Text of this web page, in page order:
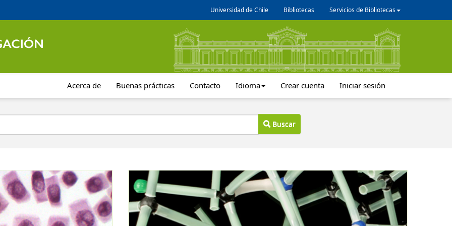
Universidad de Chile Bibliotecas Servicios de Bibliotecas
Acerca de Buenas prácticas Contacto Idioma Crear cuenta Iniciar sesión
Buscar